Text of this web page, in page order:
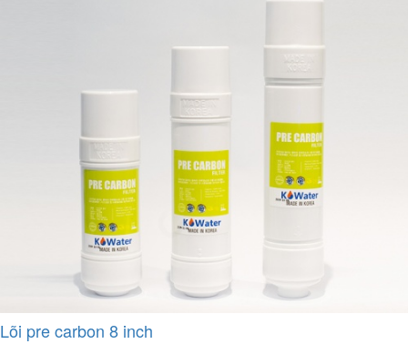
Lõi pre carbon 8 inch